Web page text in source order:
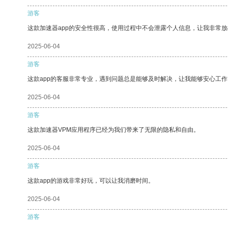
游客
这款加速器app的安全性很高，使用过程中不会泄露个人信息，让我非常
2025-06-04
游客
这款app的客服非常专业，遇到问题总是能够及时解决，让我能够安心工
2025-06-04
游客
这款加速器VPM应用程序已经为我们带来了无限的隐私和自由。
2025-06-04
游客
这款app的游戏非常好玩，可以让我消磨时间。
2025-06-04
游客